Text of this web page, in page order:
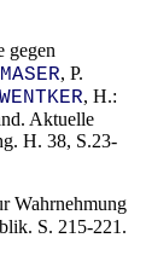
gegen
MASER, P.
WENTKER, H.:
Aktuelle
H. 38, S.23-
Wahrnehmung
S. 215-221.